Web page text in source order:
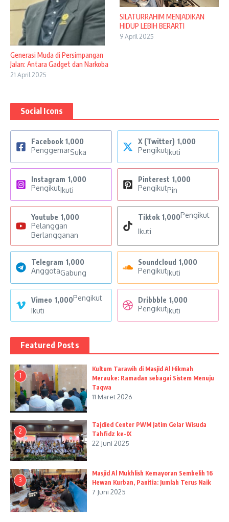
Generasi Muda di Persimpangan
Jalan: Antara Gadget dan Narkoba
21 April 2025
SILATURRAHIM MENJADIKAN
HIDUP LEBIH BERARTI
9 April 2025
Social Icons
Facebook 1,000
PenggemarSuka
X (Twitter) 1,000
PengikutIkuti
Instagram 1,000
PengikutIkuti
Pinterest 1,000
PengikutPin
Youtube 1,000
Pelanggan
Berlangganan
Tiktok 1,000Pengikut
Ikuti
Telegram 1,000
AnggotaGabung
Soundcloud 1,000
PengikutIkuti
Vimeo 1,000Pengikut
Ikuti
Dribbble 1,000
PengikutIkuti
Featured Posts
1
Kultum Tarawih di Masjid Al Hikmah
Merauke: Ramadan sebagai Sistem Menuju
Taqwa
11 Maret 2026
2
Tajdied Center PWM Jatim Gelar Wisuda
Tahfidz ke-IX
22 Juni 2025
3
Masjid Al Mukhlish Kemayoran Sembelih 16
Hewan Kurban, Panitia: Jumlah Terus Naik
7 Juni 2025